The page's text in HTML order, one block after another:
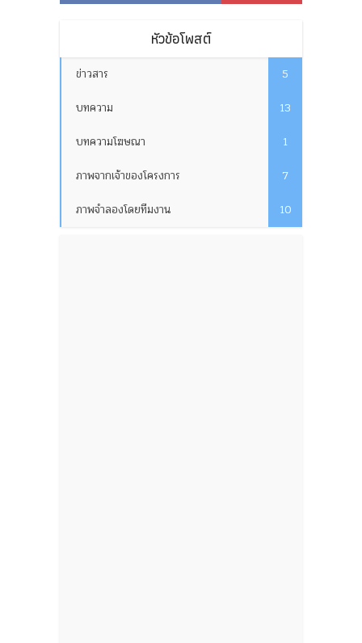
หัวข้อโพสต์
ข่าวสาร
5
บทความ
13
บทความโฆษณา
1
ภาพจากเจ้าของโครงการ
7
ภาพจำลองโดยทีมงาน
10